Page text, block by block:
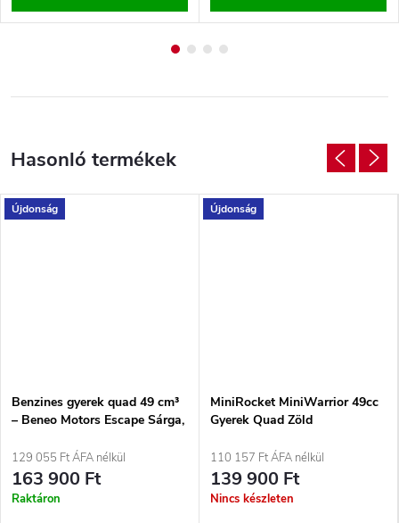
Újdonság
Benzines gyerek quad 49 cm³
– Beneo Motors Escape Sárga,
129 055 Ft ÁFA nélkül
163 900 Ft
Raktáron
Újdonság
MiniRocket MiniWarrior 49cc
Gyerek Quad Zöld
110 157 Ft ÁFA nélkül
139 900 Ft
Nincs készleten